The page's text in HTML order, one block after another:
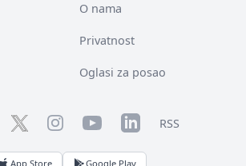
O nama
Privatnost
Oglasi za posao
TwitterInstagramYouTubeLinkedInRSS
App Store Google Play